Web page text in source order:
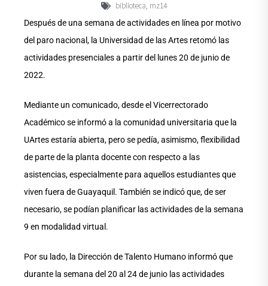
biblioteca, mz14
Después de una semana de actividades en línea por motivo
del paro nacional, la Universidad de las Artes retomó las
actividades presenciales a partir del lunes 20 de junio de
2022.
Mediante un comunicado, desde el Vicerrectorado
Académico se informó a la comunidad universitaria que la
UArtes estaría abierta, pero se pedía, asimismo, flexibilidad
de parte de la planta docente con respecto a las
asistencias, especialmente para aquellos estudiantes que
viven fuera de Guayaquil. También se indicó que, de ser
necesario, se podían planificar las actividades de la semana
9 en modalidad virtual.
Por su lado, la Dirección de Talento Humano informó que
durante la semana del 20 al 24 de junio las actividades